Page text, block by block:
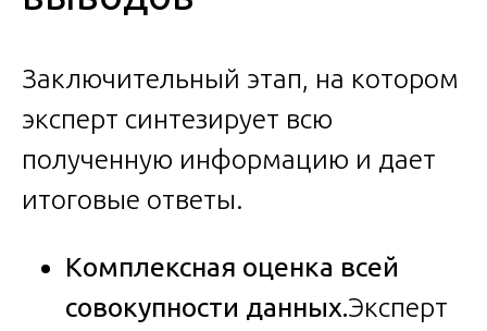
Заключительный этап, на котором
эксперт синтезирует всю
полученную информацию и дает
итоговые ответы.
Комплексная оценка всей
совокупности данных.Эксперт